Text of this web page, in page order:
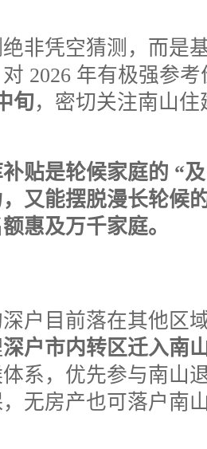
非凭空猜测，而是
2026 年有极强参
旬，密切关注南山
贴是轮候家庭的 “
又能摆脱漫长轮候
惠及万千家庭。
户目前落在其他区
深户市内转区迁入南
系，优先参与南山
无房产也可落户南